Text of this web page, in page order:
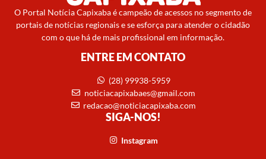
O Portal Notícia Capixaba é campeão de acessos no segmento de
portais de notícias regionais e se esforça para atender o cidadão
com o que há de mais profissional em informação.
ENTRE EM CONTATO
(28) 99938-5959
noticiacapixabaes@gmail.com
redacao@noticiacapixaba.com
SIGA-NOS!
Instagram